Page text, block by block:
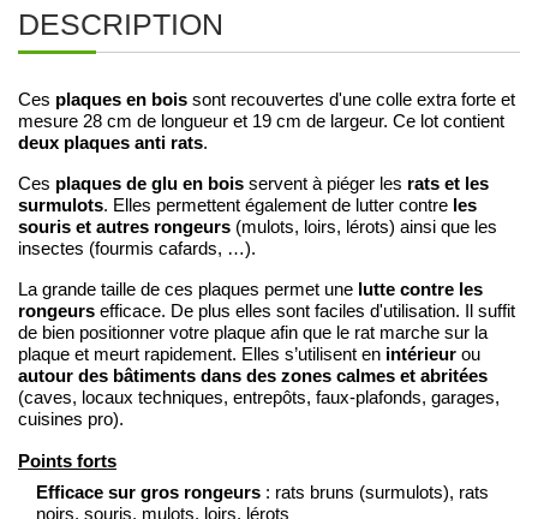
DESCRIPTION
Ces plaques en bois sont recouvertes d'une colle extra forte et
mesure 28 cm de longueur et 19 cm de largeur. Ce lot contient
deux plaques anti rats.
Ces plaques de glu en bois servent à piéger les rats et les
surmulots. Elles permettent également de lutter contre les
souris et autres rongeurs (mulots, loirs, lérots) ainsi que les
insectes (fourmis cafards, …).
La grande taille de ces plaques permet une lutte contre les
rongeurs efficace. De plus elles sont faciles d'utilisation. Il suffit
de bien positionner votre plaque afin que le rat marche sur la
plaque et meurt rapidement. Elles s’utilisent en intérieur ou
autour des bâtiments dans des zones calmes et abritées
(caves, locaux techniques, entrepôts, faux-plafonds, garages,
cuisines pro).
Points forts
Efficace sur gros rongeurs : rats bruns (surmulots), rats
noirs, souris, mulots, loirs, lérots